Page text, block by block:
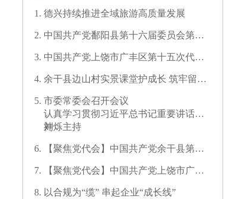
德兴持续推进全域旅游高质量发展
中国共产党鄱阳县第十六届委员会第一
中国共产党上饶市广丰区第十五次代表
余干县边山村实景课堂护成长 筑牢留守
市委常委会召开会议
认真学习贯彻习近平总书记重要讲话精
神
刘烁主持
【聚焦党代会】中国共产党余干县第十
【聚焦党代会】中国共产党上饶市广信
以合规为“缆” 串起企业“成长线”